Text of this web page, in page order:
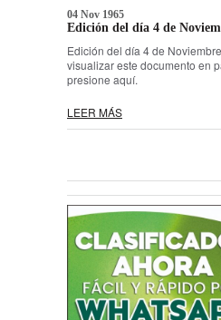
04 Nov 1965
Edición del día 4 de
Edición del día 4 de
visualizar este documento en
presione aquí.
LEER MÁS